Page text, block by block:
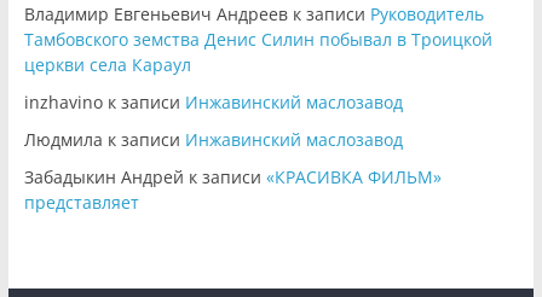
Владимир Евгеньевич Андреевк записи Руководитель
Тамбовского земства Денис Силин побывал в Троицкой
церкви села Караул
inzhavinoк записи Инжавинский маслозавод
Людмила к записи Инжавинский маслозавод
Забадыкин Андрей к записи «КРАСИВКА ФИЛЬМ»
представляет